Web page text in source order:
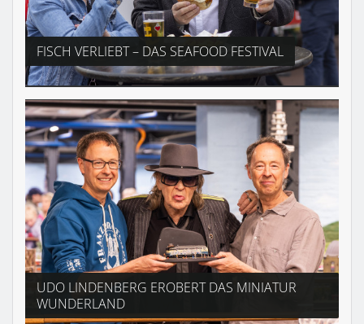
FISCH VERLIEBT – DAS SEAFOOD FESTIVAL
UDO LINDENBERG EROBERT DAS MINIATUR
WUNDERLAND